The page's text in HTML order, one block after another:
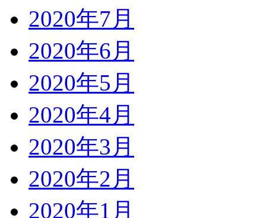
2020年7月
2020年6月
2020年5月
2020年4月
2020年3月
2020年2月
2020年1月